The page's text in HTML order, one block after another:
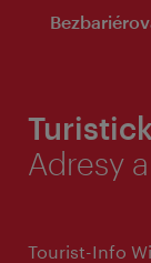
Adresy
Tourist-Info